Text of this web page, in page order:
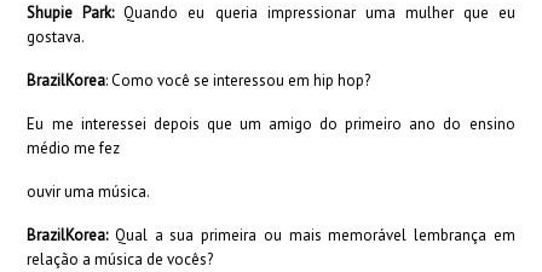
Shupie Park:Quando eu queria impressionar uma mulher que eu
gostava.
BrazilKorea: Como você se interessou ​​em hip hop?
Eu me interessei depois que um amigo do primeiro ano do ensino
médio me fez
ouvir uma música.
BrazilKorea:Qual a sua primeira ou mais memorável lembrança em
relação a música de vocês?